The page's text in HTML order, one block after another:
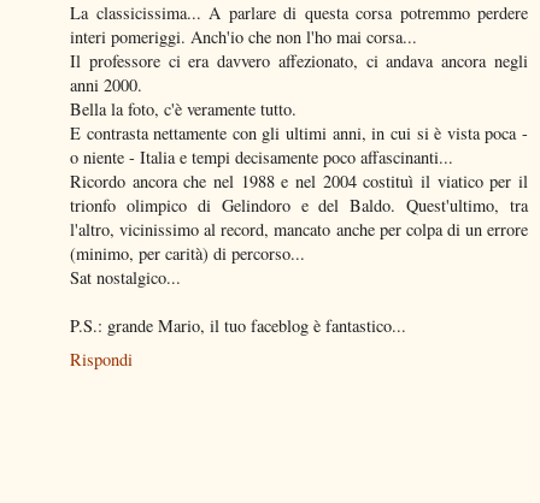
La classicissima... A parlare di questa corsa potremmo perdere
interi pomeriggi. Anch'io che non l'ho mai corsa...
Il professore ci era davvero affezionato, ci andava ancora negli
anni 2000.
Bella la foto, c'è veramente tutto.
E contrasta nettamente con gli ultimi anni, in cui si è vista poca -
o niente - Italia e tempi decisamente poco affascinanti...
Ricordo ancora che nel 1988 e nel 2004 costituì il viatico per il
trionfo olimpico di Gelindoro e del Baldo. Quest'ultimo, tra
l'altro, vicinissimo al record, mancato anche per colpa di un errore
(minimo, per carità) di percorso...
Sat nostalgico...
P.S.: grande Mario, il tuo faceblog è fantastico...
Rispondi